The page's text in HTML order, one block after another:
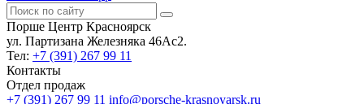
Порше Центр Красноярск
ул. Партизана Железняка 46Ас2.
Тел: +7 (391) 267 99 11
Контакты
Отдел продаж
+7 (391) 267 99 11 info@porsche-krasnoyarsk.ru